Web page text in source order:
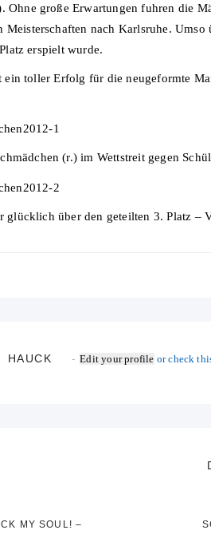
Ohne große Erwartungen fuhren die
Meisterschaften nach Karlsruhe.
erspielt wurde.
ein toller Erfolg für die neugeformte
(r.) im Wettstreit gegen
glücklich über den geteilten 3. Platz –
HAUCK Edit your profile or check
MY SOUL! –